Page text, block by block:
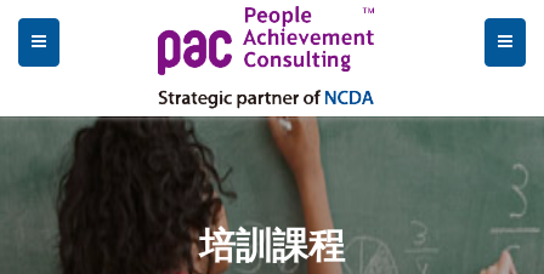
培訓課程